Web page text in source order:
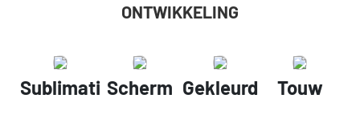
ONTWIKKELING
Sublimatieafdrukken
Scherm Gekleurd
Touw